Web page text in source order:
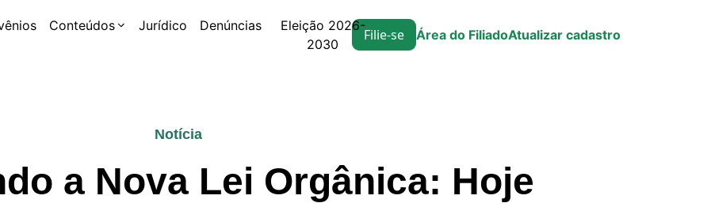
Conteúdos Jurídico Denúncias
Eleição 2026-
2030
Filie-se Área do FiliadoAtualizar cadastro
Notícia
a Nova Lei Orgânica: Hoje